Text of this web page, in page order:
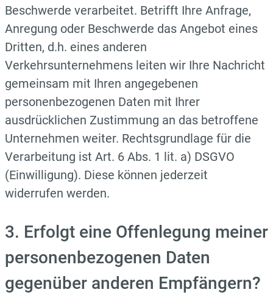
Beschwerde verarbeitet. Betrifft Ihre Anfrage,
Anregung oder Beschwerde das Angebot eines
Dritten, d.h. eines anderen
Verkehrsunternehmens leiten wir Ihre Nachricht
gemeinsam mit Ihren angegebenen
personenbezogenen Daten mit Ihrer
ausdrücklichen Zustimmung an das betroffene
Unternehmen weiter. Rechtsgrundlage für die
Verarbeitung ist Art. 6 Abs. 1 lit. a) DSGVO
(Einwilligung). Diese können jederzeit
widerrufen werden.
3. Erfolgt eine Offenlegung meiner
personenbezogenen Daten
gegenüber anderen Empfängern?